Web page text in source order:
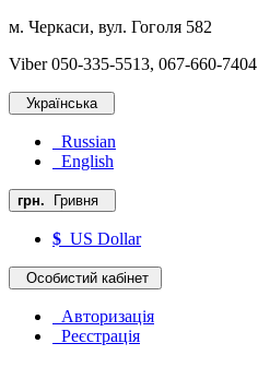
м. Черкаси, вул. Гоголя 582
Viber 050-335-5513, 067-660-7404
Українська
Russian
English
грн. Гривня
$ US Dollar
Особистий кабінет
Авторизація
Реєстрація